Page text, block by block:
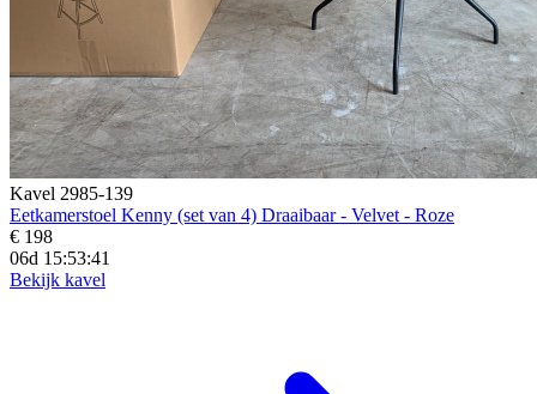
Kavel 2985-139
Eetkamerstoel Kenny (set van 4) Draaibaar - Velvet - Roze
€ 198
06d 15:53:39
Bekijk kavel